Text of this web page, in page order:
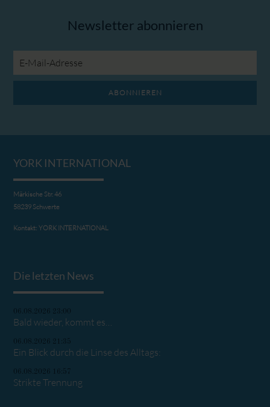
Newsletter abonnieren
Adresse
ABONNIEREN
YORK INTERNATIONAL
Märkische Str. 46
58239 Schwerte
Kontakt:YORK INTERNATIONAL
Die letzten News
06.08.2026 23:00
Bald wieder, kommt es…
06.08.2026 21:35
Ein Blick durch die Linse des Alltags:
06.08.2026 16:57
Strikte Trennung